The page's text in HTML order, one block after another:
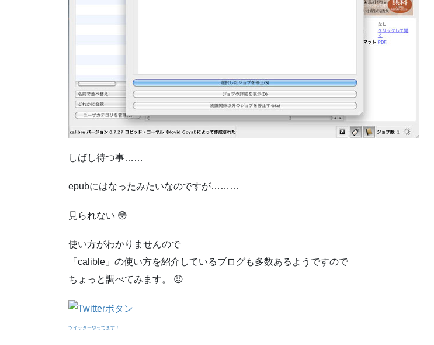
しばし待つ事……
epubにはなったみたいなのですが………
見られない 😳
使い方がわかりませんので
「calible」の使い方を紹介しているブログも多数あるようですので
ちょっと調べてみます。 😡
ツイッターやってます！